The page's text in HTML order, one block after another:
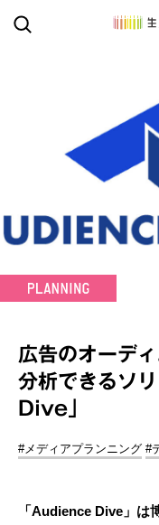
広告のオーデ
分析できるソ
Dive」
#メディアプランニング #
「Audience Dive」は